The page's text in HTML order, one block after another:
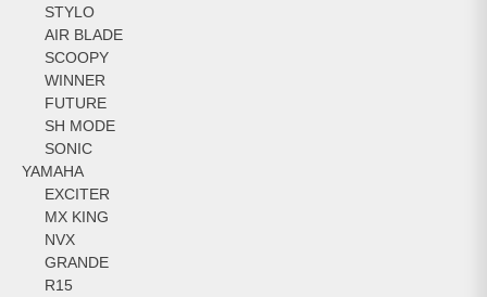
STYLO
AIR BLADE
SCOOPY
WINNER
FUTURE
SH MODE
SONIC
YAMAHA
EXCITER
MX KING
NVX
GRANDE
R15